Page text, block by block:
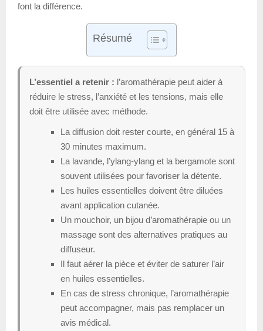
font la différence.
Résumé
L’essentiel a retenir : l’aromathérapie peut aider à
réduire le stress, l’anxiété et les tensions, mais elle
doit être utilisée avec méthode.
La diffusion doit rester courte, en général 15 à
30 minutes maximum.
La lavande, l’ylang-ylang et la bergamote sont
souvent utilisées pour favoriser la détente.
Les huiles essentielles doivent être diluées
avant application cutanée.
Un mouchoir, un bijou d’aromathérapie ou un
massage sont des alternatives pratiques au
diffuseur.
Il faut aérer la pièce et éviter de saturer l’air
en huiles essentielles.
En cas de stress chronique, l’aromathérapie
peut accompagner, mais pas remplacer un
avis médical.